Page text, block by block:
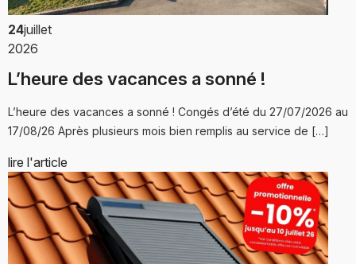
24juillet
2026
L’heure des vacances a sonné !
L’heure des vacances a sonné ! Congés d’été du 27/07/2026 au
17/08/26 Après plusieurs mois bien remplis au service de […]
lire l'article